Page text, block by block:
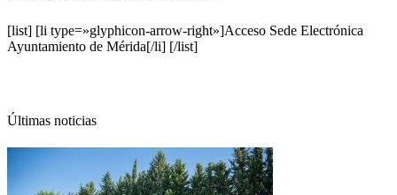
[list] [li type=»glyphicon-arrow-right»]Acceso Sede Electrónica
Ayuntamiento de Mérida[/li] [/list]
Últimas noticias